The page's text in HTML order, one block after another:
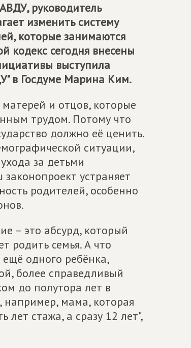
, руководитель
изменить систему
которые занимаются
кодекс сегодня внесены
выступила
" в Госдуме Марина Ким.
и отцов, которые
трудом. Потому что
должно её ценить.
ситуации,
за детьми
устраняет
родителей, особенно
– это абсурд, который
родить семья. А что
ещё одного ребёнка,
более справедливый
до полутора лет в
например, мама, которая
лет стажа, а сразу 12 лет",